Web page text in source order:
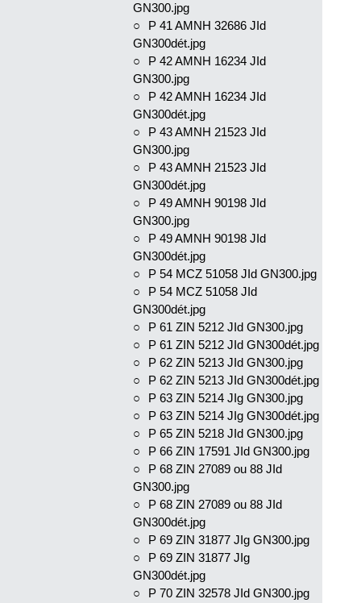
GN300.jpg
P 41 AMNH 32686 JId
GN300dét.jpg
P 42 AMNH 16234 JId
GN300.jpg
P 42 AMNH 16234 JId
GN300dét.jpg
P 43 AMNH 21523 JId
GN300.jpg
P 43 AMNH 21523 JId
GN300dét.jpg
P 49 AMNH 90198 JId
GN300.jpg
P 49 AMNH 90198 JId
GN300dét.jpg
P 54 MCZ 51058 JId GN300.jpg
P 54 MCZ 51058 JId
GN300dét.jpg
P 61 ZIN 5212 JId GN300.jpg
P 61 ZIN 5212 JId GN300dét.jpg
P 62 ZIN 5213 JId GN300.jpg
P 62 ZIN 5213 JId GN300dét.jpg
P 63 ZIN 5214 JIg GN300.jpg
P 63 ZIN 5214 JIg GN300dét.jpg
P 65 ZIN 5218 JId GN300.jpg
P 66 ZIN 17591 JId GN300.jpg
P 68 ZIN 27089 ou 88 JId
GN300.jpg
P 68 ZIN 27089 ou 88 JId
GN300dét.jpg
P 69 ZIN 31877 JIg GN300.jpg
P 69 ZIN 31877 JIg
GN300dét.jpg
P 70 ZIN 32578 JId GN300.jpg